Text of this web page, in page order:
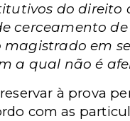
do direito
cerceamento de
magistrado em
a qual não é
à prova
com as